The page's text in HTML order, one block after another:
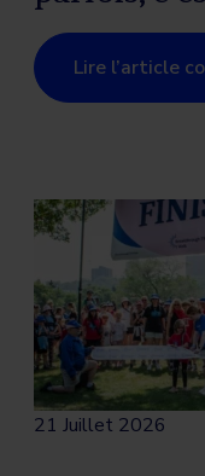
Lire l’article
21 Juillet 2026